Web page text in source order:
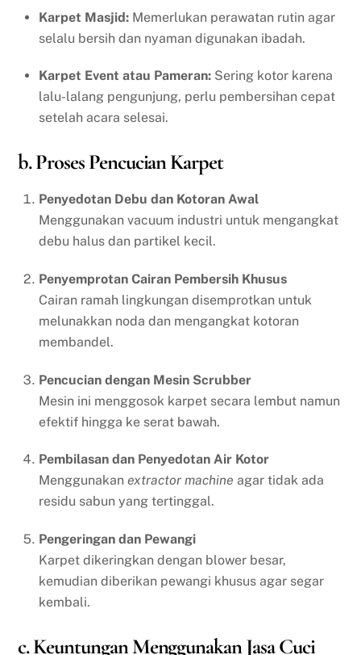
Karpet Masjid: Memerlukan perawatan rutin agar
selalu bersih dan nyaman digunakan ibadah.
Karpet Event atau Pameran: Sering kotor karena
lalu-lalang pengunjung, perlu pembersihan cepat
setelah acara selesai.
b. Proses Pencucian Karpet
Penyedotan Debu dan Kotoran Awal
Menggunakan vacuum industri untuk mengangkat
debu halus dan partikel kecil.
Penyemprotan Cairan Pembersih Khusus
Cairan ramah lingkungan disemprotkan untuk
melunakkan noda dan mengangkat kotoran
membandel.
Pencucian dengan Mesin Scrubber
Mesin ini menggosok karpet secara lembut namun
efektif hingga ke serat bawah.
Pembilasan dan Penyedotan Air Kotor
Menggunakan extractor machine agar tidak ada
residu sabun yang tertinggal.
Pengeringan dan Pewangi
Karpet dikeringkan dengan blower besar,
kemudian diberikan pewangi khusus agar segar
kembali.
c. Keuntungan Menggunakan Jasa Cuci